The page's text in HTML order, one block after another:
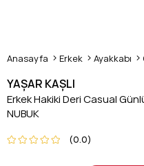
Anasayfa Erkek Ayakkabı
YAŞAR KAŞLI
Erkek Hakiki Deri Casual
NUBUK
0.0